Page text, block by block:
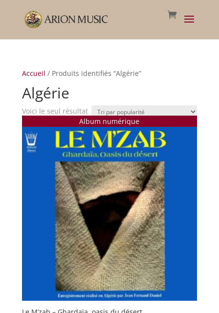
Accueil / Produits identifiés “Algérie”
Algérie
Voici le seul résultat
Album numérique